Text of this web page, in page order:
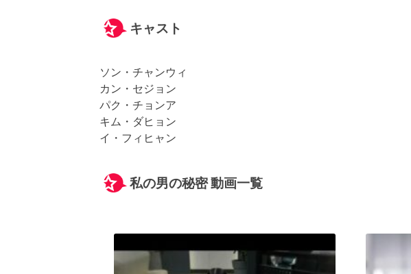
キャスト
ソン・チャンウィ
カン・セジョン
パク・チョンア
キム・ダヒョン
イ・フィヒャン
私の男の秘密 動画一覧